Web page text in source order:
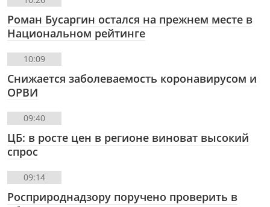
Роман Бусаргин остался на прежнем месте в
Национальном рейтинге
10:09
Снижается заболеваемость коронавирусом и
ОРВИ
09:40
ЦБ: в росте цен в регионе виноват высокий
спрос
09:14
Росприроднадзору поручено проверить в